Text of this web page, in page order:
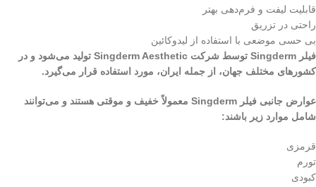
قابلیت لیفت و فرم‌دهی بهتر
راحتی در تزریق
بی حسی موضعی با استفاده از لیدوکائین
فیلر Singderm توسط شرکت Singderm Aesthetic تولید می‌شود و در
کشورهای مختلف جهان، از جمله ایران، مورد استفاده قرار می‌گیرد.
عوارض جانبی فیلر Singderm معمولاً خفیف و موقتی هستند و می‌توانند
شامل موارد زیر باشند:
قرمزی
تورم
کبودی